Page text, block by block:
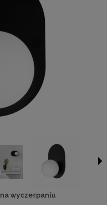
na wyczerpaniu